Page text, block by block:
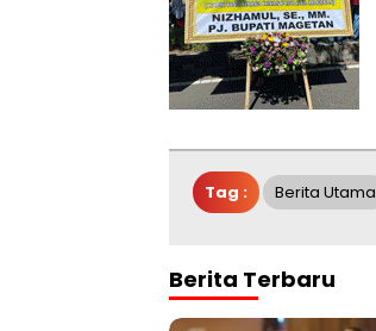
Tag : Berita Utama
Berita Terbaru